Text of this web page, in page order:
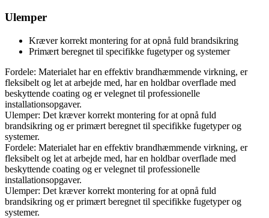
Ulemper
Kræver korrekt montering for at opnå fuld brandsikring
Primært beregnet til specifikke fugetyper og systemer
Fordele: Materialet har en effektiv brandhæmmende virkning, er
fleksibelt og let at arbejde med, har en holdbar overflade med
beskyttende coating og er velegnet til professionelle
installationsopgaver.
Ulemper: Det kræver korrekt montering for at opnå fuld
brandsikring og er primært beregnet til specifikke fugetyper og
systemer.
Fordele: Materialet har en effektiv brandhæmmende virkning, er
fleksibelt og let at arbejde med, har en holdbar overflade med
beskyttende coating og er velegnet til professionelle
installationsopgaver.
Ulemper: Det kræver korrekt montering for at opnå fuld
brandsikring og er primært beregnet til specifikke fugetyper og
systemer.